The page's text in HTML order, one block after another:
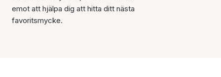
emot att hjälpa dig att hitta ditt nästa
favoritsmycke.